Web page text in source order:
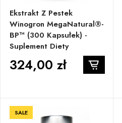
Ekstrakt Z Pestek
Winogron MegaNatural®-
BP™ (300 Kapsułek) -
Suplement Diety
324,00 zł
SALE